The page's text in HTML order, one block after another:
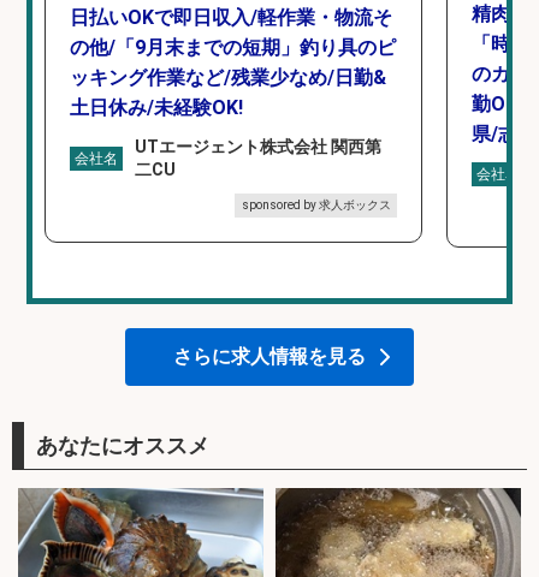
日払いOKで即日収入/軽作業・物流そ
の他/「9月末までの短期」釣り具のピ
ッキング作業など/残業少なめ/日勤&
土日休み/未経験OK!
会社名
UTエージェント株式会社 関西第
二CU
sponsored by 求人ボックス
精肉・
「時
のカッ
勤OK×
県/志
会社名
さらに求人情報を見る
あなたにオススメ